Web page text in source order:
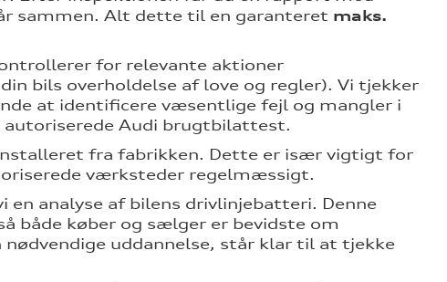
sammen. Alt dette til en garanteret maks.
for relevante aktioner
bils overholdelse af love og regler). Vi tjekker
at identificere væsentlige fejl og mangler i
Audi brugtbilattest.
fra fabrikken. Dette er især vigtigt for
værksteder regelmæssigt.
en analyse af bilens drivlinjebatteri. Denne
både køber og sælger er bevidste om
uddannelse, står klar til at tjekke